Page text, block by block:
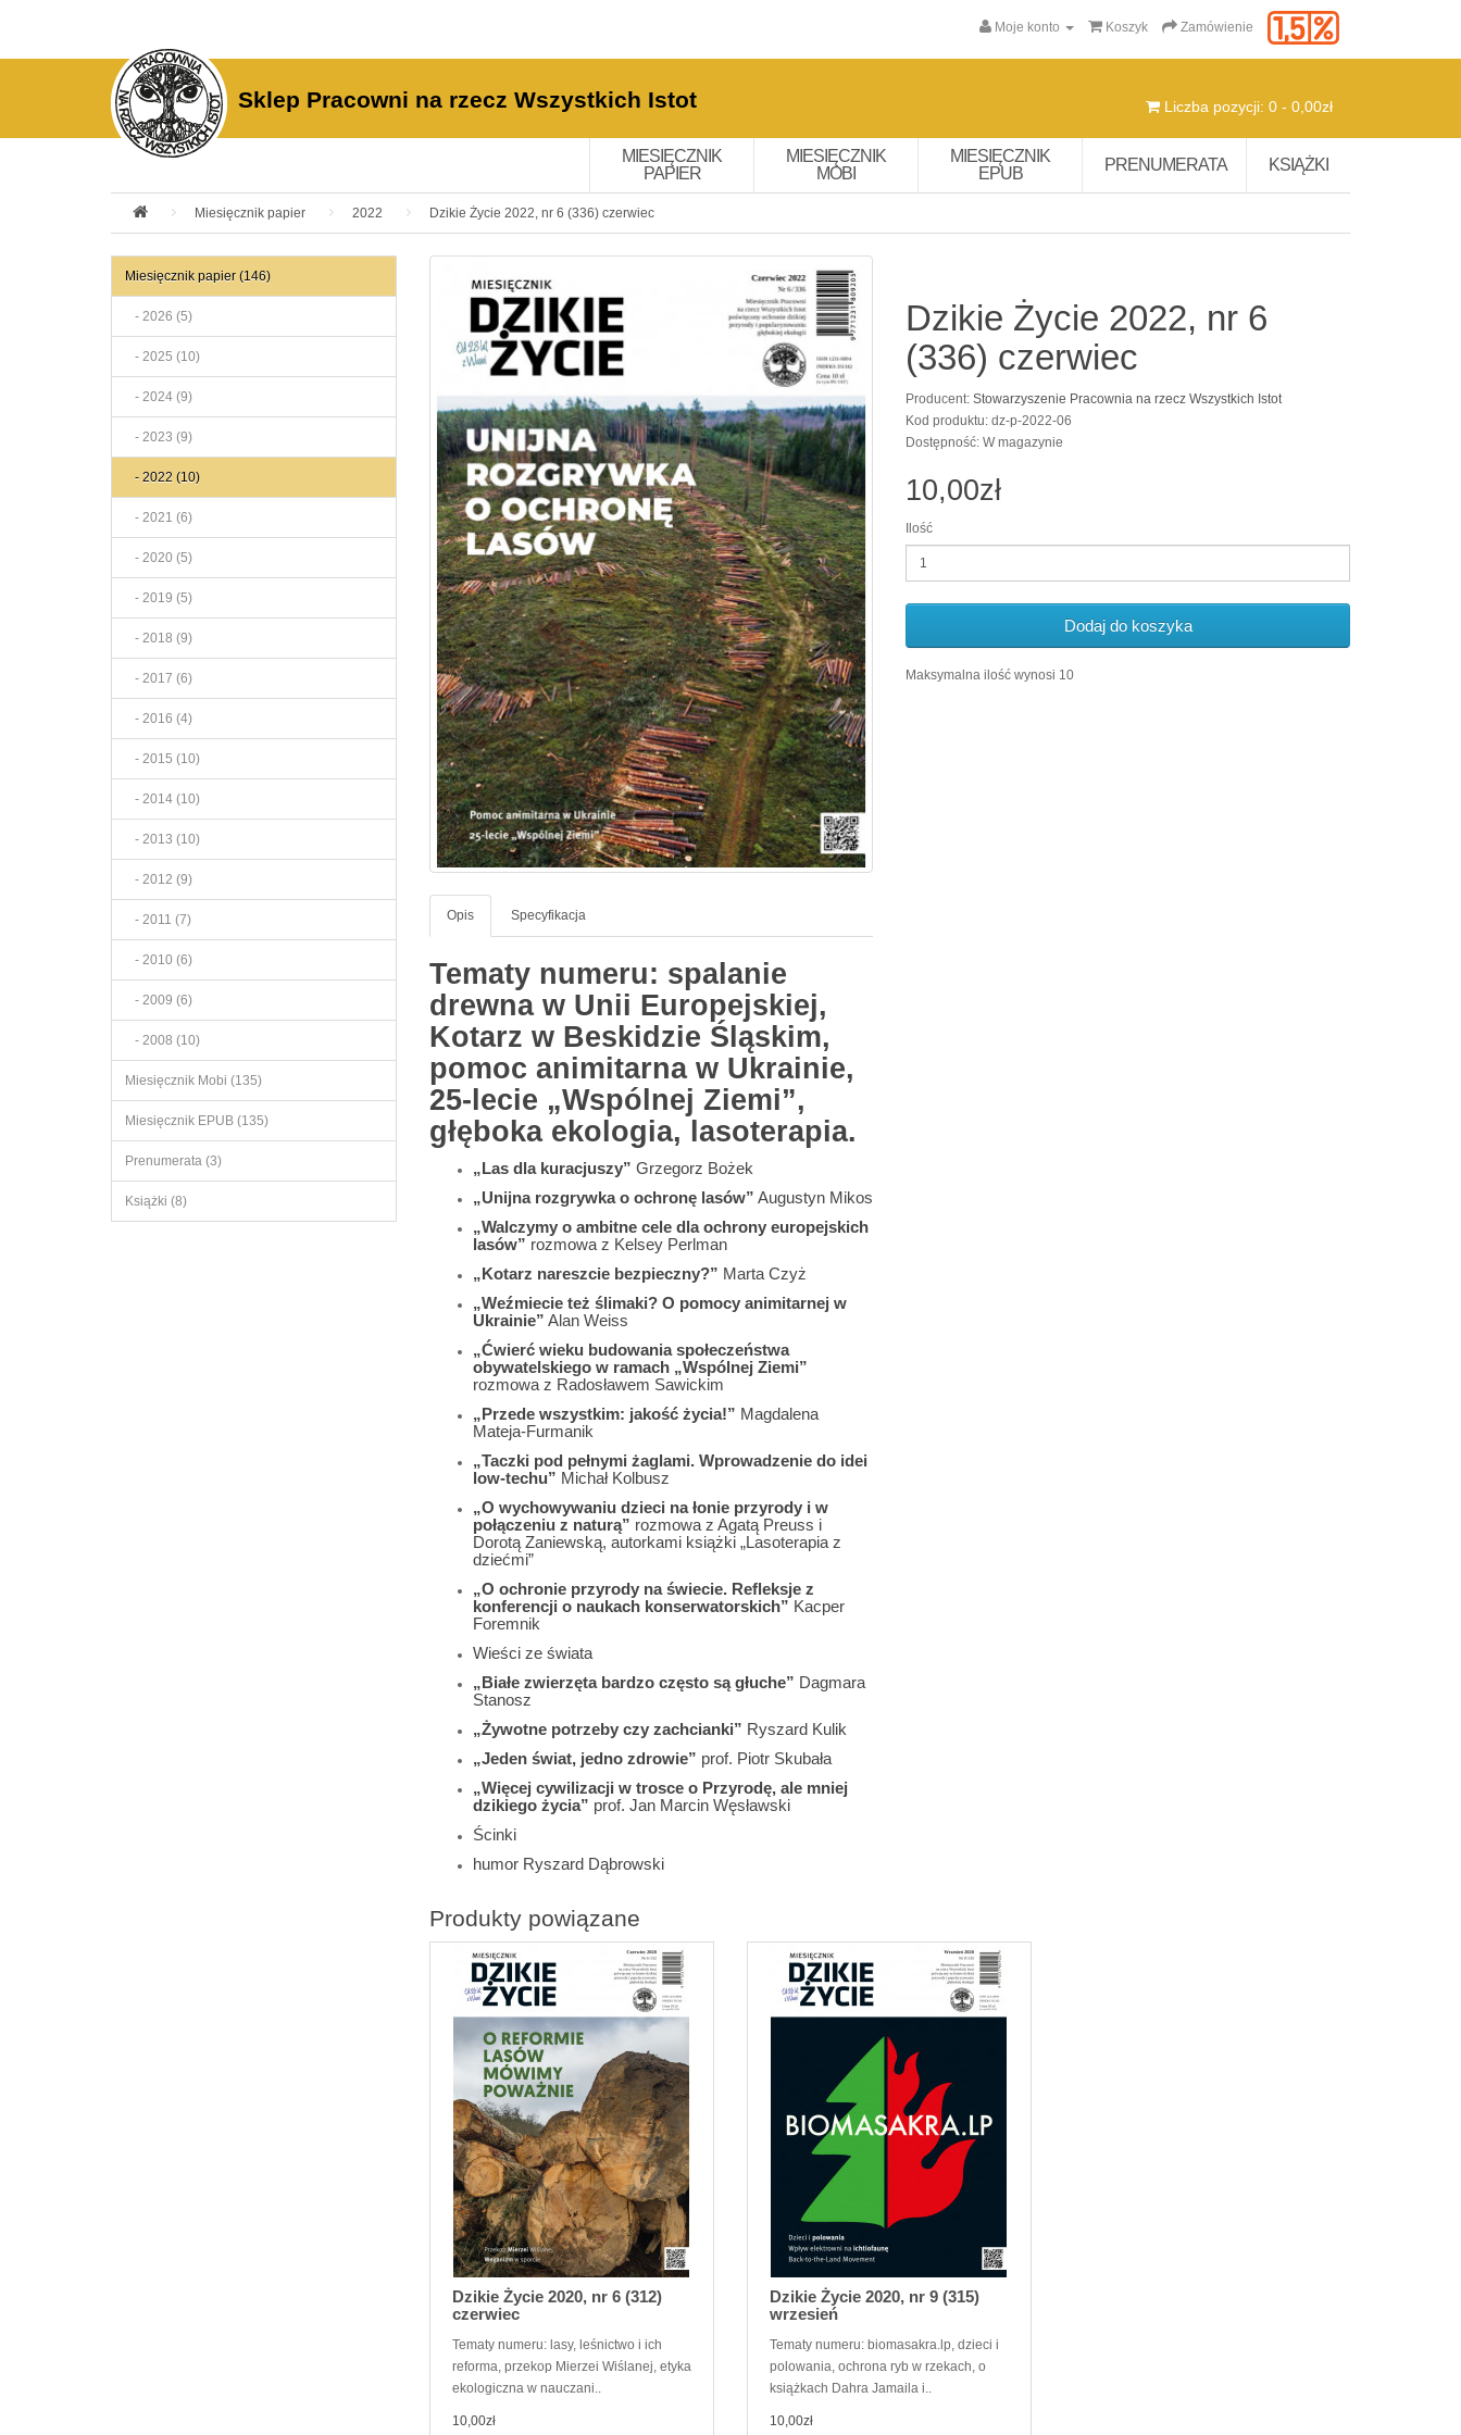
Moje konto Koszyk Zamówienie
Sklep Pracowni na rzecz Wszystkich Istot Liczba pozycji: 0 - 0,00zł
MIESIĘCZNIK
PAPIER
MIESIĘCZNIK
MOBI
MIESIĘCZNIK
EPUB
PRENUMERATA KSIĄŻKI
Miesięcznik papier 2022 Dzikie Życie 2022, nr 6 (336) czerwiec
Miesięcznik papier (146)
- 2026 (5)
- 2025 (10)
- 2024 (9)
- 2023 (9)
- 2022 (10)
- 2021 (6)
- 2020 (5)
- 2019 (5)
- 2018 (9)
- 2017 (6)
- 2016 (4)
- 2015 (10)
- 2014 (10)
- 2013 (10)
- 2012 (9)
- 2011 (7)
- 2010 (6)
- 2009 (6)
- 2008 (10)
Miesięcznik Mobi (135)
Miesięcznik EPUB (135)
Prenumerata (3)
Książki (8)
Opis Specyfikacja
Tematy numeru: spalanie
drewna w Unii Europejskiej,
Kotarz w Beskidzie Śląskim,
pomoc animitarna w Ukrainie,
25-lecie „Wspólnej Ziemi”,
głęboka ekologia, lasoterapia.
„Las dla kuracjuszy” Grzegorz Bożek
„Unijna rozgrywka o ochronę lasów” Augustyn Mikos
„Walczymy o ambitne cele dla ochrony europejskich
lasów” rozmowa z Kelsey Perlman
„Kotarz nareszcie bezpieczny?” Marta Czyż
„Weźmiecie też ślimaki? O pomocy animitarnej w
Ukrainie” Alan Weiss
„Ćwierć wieku budowania społeczeństwa
obywatelskiego w ramach „Wspólnej Ziemi”
rozmowa z Radosławem Sawickim
„Przede wszystkim: jakość życia!” Magdalena
Mateja-Furmanik
„Taczki pod pełnymi żaglami. Wprowadzenie do idei
low-techu” Michał Kolbusz
„O wychowywaniu dzieci na łonie przyrody i w
połączeniu z naturą” rozmowa z Agatą Preuss i
Dorotą Zaniewską, autorkami książki „Lasoterapia z
dziećmi”
„O ochronie przyrody na świecie. Refleksje z
konferencji o naukach konserwatorskich” Kacper
Foremnik
Wieści ze świata
„Białe zwierzęta bardzo często są głuche” Dagmara
Stanosz
„Żywotne potrzeby czy zachcianki” Ryszard Kulik
„Jeden świat, jedno zdrowie” prof. Piotr Skubała
„Więcej cywilizacji w trosce o Przyrodę, ale mniej
dzikiego życia” prof. Jan Marcin Węsławski
Ścinki
humor Ryszard Dąbrowski
Dzikie Życie 2022, nr 6
(336) czerwiec
Producent:Stowarzyszenie Pracownia na rzecz Wszystkich Istot
Kod produktu: dz-p-2022-06
Dostępność: W magazynie
10,00zł
Ilość
Dodaj do koszyka
Maksymalna ilość wynosi 10
Produkty powiązane
Dzikie Życie 2020, nr 6 (312)
czerwiec
Tematy numeru: lasy, leśnictwo i ich
reforma, przekop Mierzei Wiślanej, etyka
ekologiczna w nauczani..
10,00zł
Dzikie Życie 2020, nr 9 (315)
wrzesień
Tematy numeru: biomasakra.lp, dzieci i
polowania, ochrona ryb w rzekach, o
książkach Dahra Jamaila i..
10,00zł